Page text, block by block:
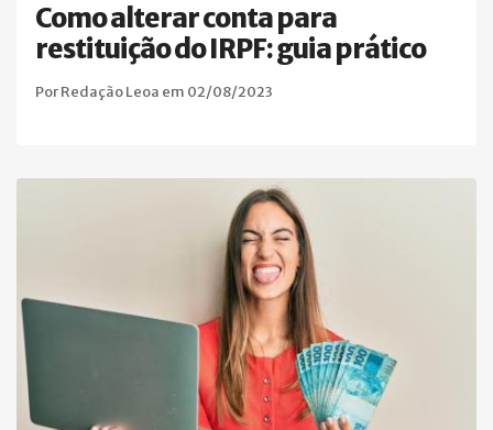
Como alterar conta para
restituição do IRPF: guia prático
Por Redação Leoa em 02/08/2023